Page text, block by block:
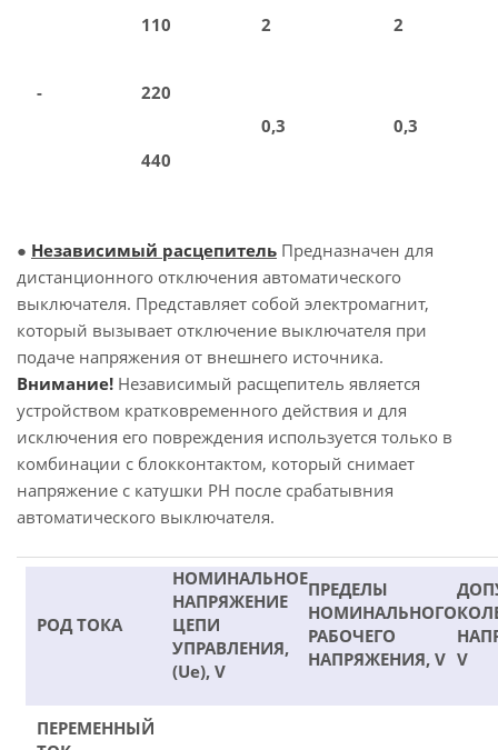
-
110 2 2
220
0,3
0,3
440
● Независимый расцепитель Предназначен для
дистанционного отключения автоматического
выключателя. Представляет собой электромагнит,
который вызывает отключение выключателя при
подаче напряжения от внешнего источника.
Внимание! Независимый расщепитель является
устройством кратковременного действия и для
исключения его повреждения используется только в
комбинации с блокконтактом, который снимает
напряжение с катушки РН после срабатывния
автоматического выключателя.
РОД ТОКА
НОМИНАЛЬНОЕ
НАПРЯЖЕНИЕ
ЦЕПИ
УПРАВЛЕНИЯ,
(Ue), V
ПРЕДЕЛЫ
НОМИНАЛЬНОГО
РАБОЧЕГО
НАПРЯЖЕНИЯ, V V
ПЕРЕМЕННЫЙ